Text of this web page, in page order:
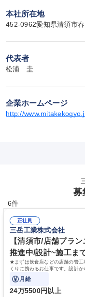
本社所在地
452-0962愛知県清須市
代表者
松浦　圭
企業ホームページ
http://
募
6件
正社員
三岳工業株式会社
【清須市/店舗プラ
推進中/設計~施工ま
★まずは飲食店などの店舗の管
くりに携わるお仕事です。設計
や設計職などへのキャリアパスも
月給
24万5500円以上